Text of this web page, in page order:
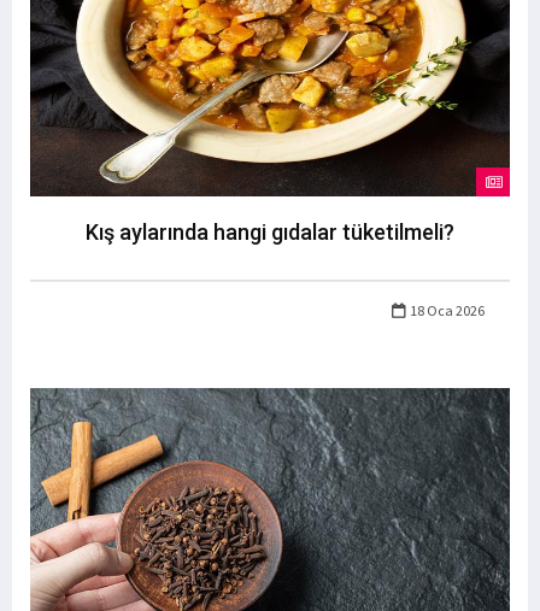
Kış aylarında hangi gıdalar tüketilmeli?
18 Oca 2026